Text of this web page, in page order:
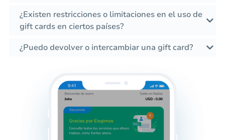
¿Existen restricciones o limitaciones en el uso de
gift cards en ciertos países?
¿Puedo devolver o intercambiar una gift card?